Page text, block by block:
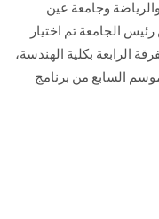
وجامعة عين
الجامعة تم اختيار
الرابعة بكلية الهندسة،
السابع من برنامج